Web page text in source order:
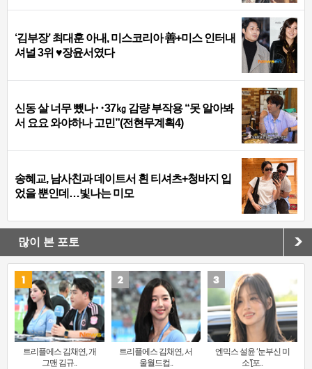
‘김부장’ 최대훈 아내, 미스코리아 善+미스 인터내
셔널 3위 ♥장윤서였다
신동 살 너무 뺐나‥37㎏ 감량 부작용 “못 알아봐
서 요요 와야하나 고민”(전현무계획4)
송혜교, 남사친과 데이트서 흰 티셔츠+청바지 입
었을 뿐인데…빛나는 미모
많이 본 포토
트리플에스 김채연, 개
그맨 김규..
트리플에스 김채연, 서
울월드컵..
엔믹스 설윤 ‘눈부신 미
소’[포..